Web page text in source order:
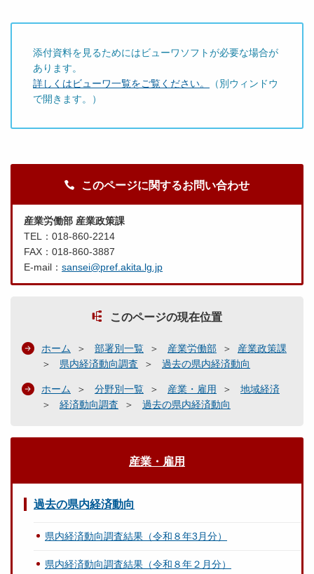
添付資料を見るためにはビューワソフトが必要な場合が
あります。
詳しくはビューワ一覧をご覧ください。
（別ウィンドウ
で開きます。）
このページに関するお問い合わせ
産業労働部 産業政策課
TEL：018-860-2214
FAX：018-860-3887
E-mail： sansei@pref.akita.lg.jp
このページの現在位置
ホーム 部署別一覧 産業労働部
産業政策課
県内経済動向調査
過去の県内経済動向
ホーム 分野別一覧 産業・雇用
地域経済
経済動向調査
過去の県内経済動向
産業・雇用
過去の県内経済動向
県内経済動向調査結果（令和８年3月分）
県内経済動向調査結果（令和８年２月分）